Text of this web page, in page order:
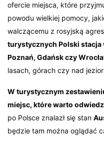
ofercie miejsca, które
powodu wielkiej pomocy,
walczącemu z rosyjską
turystycznych Polski stacja
Poznań, Gdańsk czy
lasach, górach czy nad
W turystycznym
miejsc, które warto
po Polsce znalazł się stan
będzie tam można oglądać